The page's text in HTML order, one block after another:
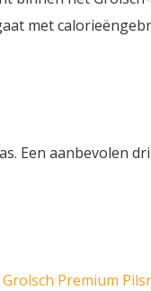
met
Een aanbevolen
Grolsch Premium